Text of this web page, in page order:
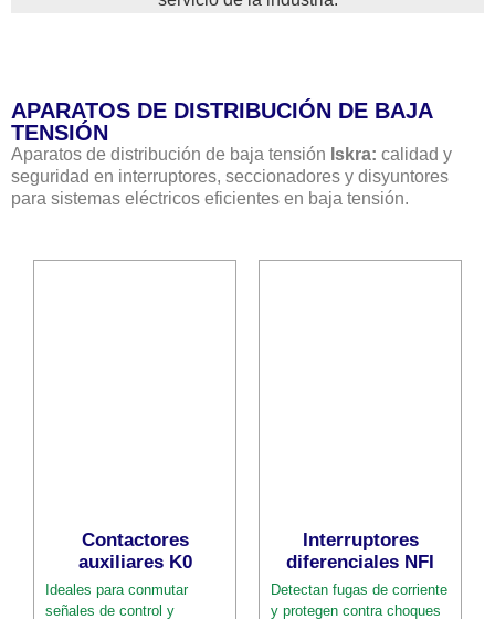
APARATOS DE DISTRIBUCIÓN DE BAJA
TENSIÓN
Aparatos de distribución de baja tensión Iskra: calidad y
seguridad en interruptores, seccionadores y disyuntores
para sistemas eléctricos eficientes en baja tensión.
Contactores
auxiliares K0
Ideales para conmutar
señales de control y
Interruptores
diferenciales NFI
Detectan fugas de corriente
y protegen contra choques